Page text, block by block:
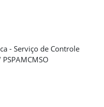
- Serviço de Controle